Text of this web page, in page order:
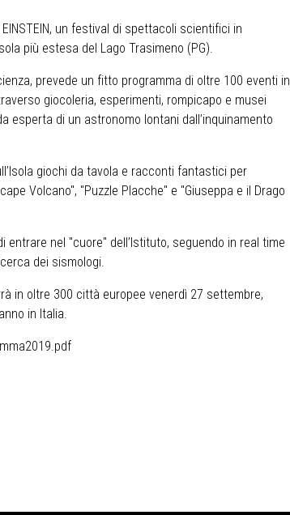
un festival di spettacoli scientifici in
più estesa del Lago Trasimeno (PG).
prevede un fitto programma di oltre 100 eventi in
giocoleria, esperimenti, rompicapo e musei
di un astronomo lontani dall’inquinamento
giochi da tavola e racconti fantastici per
Volcano", "Puzzle Placche" e "Giuseppa e il Drago
entrare nel "cuore" dell’Istituto, seguendo in real time
dei sismologi.
in oltre 300 città europee venerdì 27 settembre,
in Italia.